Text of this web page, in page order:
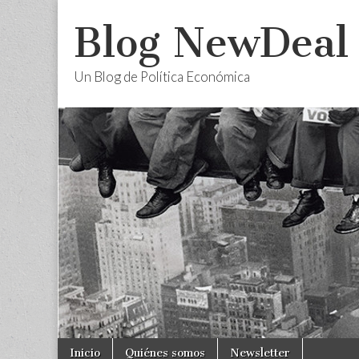
Blog NewDeal
Un Blog de Política Económica
Main
Skip
Inicio Quiénes somos Newsletter